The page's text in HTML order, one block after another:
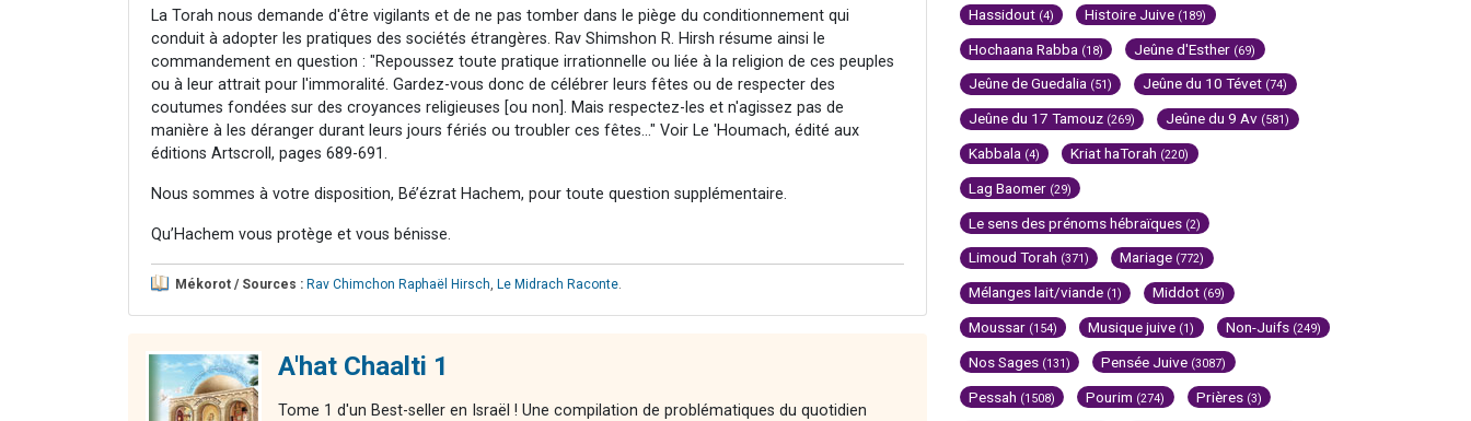
La Torah nous demande d'être vigilants et de ne pas tomber dans le piège du conditionnement qui
conduit à adopter les pratiques des sociétés étrangères. Rav Shimshon R. Hirsh résume ainsi le
commandement en question : "Repoussez toute pratique irrationnelle ou liée à la religion de ces peuples
ou à leur attrait pour l'immoralité. Gardez-vous donc de célébrer leurs fêtes ou de respecter des
coutumes fondées sur des croyances religieuses [ou non]. Mais respectez-les et n'agissez pas de
manière à les déranger durant leurs jours fériés ou troubler ces fêtes..." Voir Le 'Houmach, édité aux
éditions Artscroll, pages 689-691.
Nous sommes à votre disposition, Bé’ézrat Hachem, pour toute question supplémentaire.
Qu’Hachem vous protège et vous bénisse.
Mékorot / Sources : Rav Chimchon Raphaël Hirsch Le Midrach Raconte
A'hat Chaalti 1
Tome 1 d'un Best-seller en Israël ! Une compilation de problématiques du quotidien
Hassidout (4) Histoire Juive (189)
Hochaana Rabba (18) Jeûne d'Esther (69)
Jeûne de Guedalia (51) Jeûne du 10 Tévet (74)
Jeûne du 17 Tamouz (269) Jeûne du 9 Av (581)
Kabbala (4) Kriat haTorah (220)
Lag Baomer (29)
Le sens des prénoms hébraïques (2)
Limoud Torah (371) Mariage (772)
Mélanges lait/viande (1) Middot (69)
Moussar (154) Musique juive (1) Non-Juifs (249)
Nos Sages (131) Pensée Juive (3087)
Pessah (1508) Pourim (274) Prières (3)